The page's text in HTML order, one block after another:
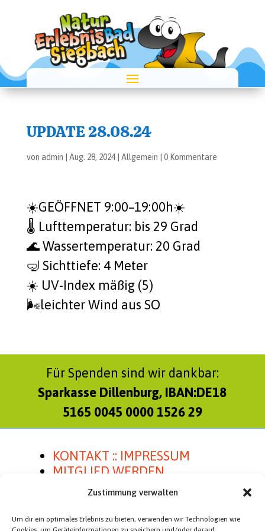
Zustimmung verwalten
Um dir ein optimales Erlebnis zu bieten, verwenden wir Technologien wie
UPDATE 28.08.24
von admin Aug. 28, 2024| Allgemein 0 Kommentare
☀️GEÖFFNET 9:00–19:00h☀️
🌡️ Luft­tem­pe­ra­tur: bis 29 Grad
🌊 Was­ser­tem­pe­ra­tur: 20 Grad
🤿 Sicht­tie­fe: 4 Meter
☀️ UV-Index mäßig (5)
🌬️leich­ter Wind aus SO
Für Spenden sind wir dankbar:
Sparkasse Dillenburg, IBAN:DE18
5165 0045 0000 1526 29
KONTAKT :: IMPRESSUM
MITGLIED WERDEN
SATZUNG